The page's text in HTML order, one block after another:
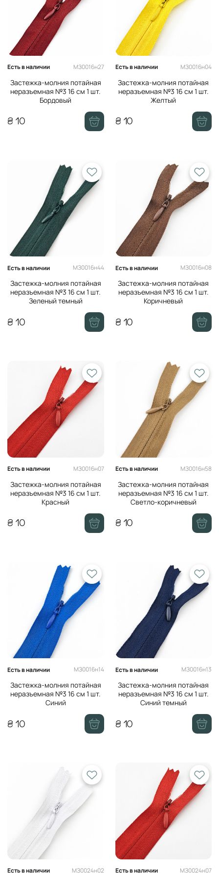
Мононити
Магниты
Кольца деревянные
Термоклей, скотч
Есть в наличии МЗ0016н27
Застежка-молния потайная
неразъемная №3 16 см 1 шт.
Бордовый
₴ 10
Есть в наличии МЗ0016н04
Застежка-молния потайная
неразъемная №3 16 см 1 шт.
Желтый
₴ 10
Есть в наличии МЗ0016н44
Застежка-молния потайная
неразъемная №3 16 см 1 шт.
Зеленый темный
₴ 10
Есть в наличии МЗ0016н08
Застежка-молния потайная
неразъемная №3 16 см 1 шт.
Коричневый
₴ 10
Есть в наличии МЗ0016н07
Застежка-молния потайная
неразъемная №3 16 см 1 шт.
Красный
₴ 10
Есть в наличии МЗ0016н58
Застежка-молния потайная
неразъемная №3 16 см 1 шт.
Светло-коричневый
₴ 10
Есть в наличии МЗ0016н14
Застежка-молния потайная
неразъемная №3 16 см 1 шт.
Синий
₴ 10
Есть в наличии МЗ0016н13
Застежка-молния потайная
неразъемная №3 16 см 1 шт.
Синий темный
₴ 10
Есть в наличии МЗ0024н02 Есть в наличии МЗ0024н07